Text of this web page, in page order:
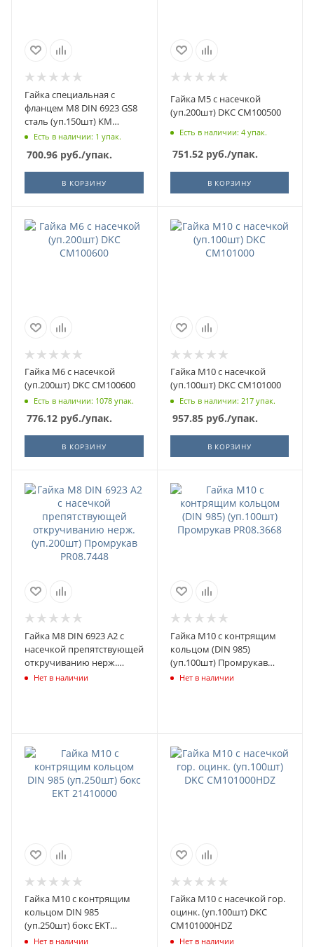
Гайка специальная с
фланцем М8 DIN 6923 GS8
сталь (уп.150шт) КМ
LO0686
Есть в наличии: 1 упак.
700.96 руб./упак.
В КОРЗИНУ
Гайка М5 с насечкой
(уп.200шт) DKC CM100500
Есть в наличии: 4 упак.
751.52руб./упак.
В КОРЗИНУ
Гайка М6 с насечкой
(уп.200шт) DKC CM100600
Есть в наличии: 1078 упак.
776.12 руб./упак.
В КОРЗИНУ
Гайка М10 с насечкой
(уп.100шт) DKC CM101000
Есть в наличии: 217 упак.
957.85руб./упак.
В КОРЗИНУ
Гайка M8 DIN 6923 А2 с
насечкой препятствующей
откручиванию нерж.
(уп.200шт) Промрукав
Нет в наличии
Гайка М10 с контрящим
кольцом (DIN 985)
(уп.100шт) Промрукав
PR08.3668
Нет в наличии
Гайка М10 с контрящим
кольцом DIN 985
(уп.250шт) бокс EKT
21410000
Нет в наличии
Гайка М10 с насечкой гор.
оцинк. (уп.100шт) DKC
CM101000HDZ
Нет в наличии